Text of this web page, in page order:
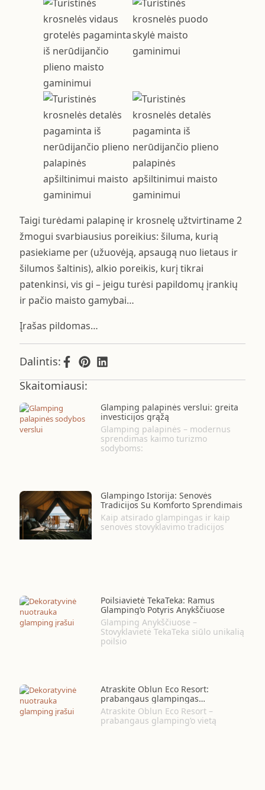
Taigi turėdami palapinę ir krosnelę užtvirtiname 2
žmogui svarbiausius poreikius: šiluma, kurią
pasiekiame per (užuovėją, apsaugą nuo lietaus ir
šilumos šaltinis), alkio poreikis, kurį tikrai
patenkinsi, vis gi – jeigu turėsi papildomų įrankių
ir pačio maisto gamybai…
Įrašas pildomas…
Dalintis:
Skaitomiausi:
Glamping palapinės verslui: greita
investicijos grąžą
Glamping palapinės – modernus
sprendimas kaimo turizmo
sodyboms:
Glampingo Istorija: Senovės
Tradicijos Su Komforto Sprendimais
Kaip atsirado glampingas ir kaip
senovės stovyklavimo tradicijos
Poilsiavietė TekaTeka: Ramus
Glamping’o Potyris Anykščiuose
Glamping Anykščiuose –
Stovyklavietė TekaTeka siūlo unikalią
poilsio
Atraskite Oblun Eco Resort:
prabangaus glampingas
Juodkalnijoje
Atraskite Oblun Eco Resort –
prabangaus glamping’o vietą